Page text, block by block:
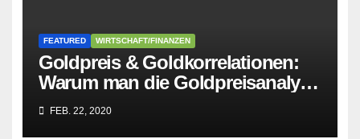
FEATURED WIRTSCHAFT/FINANZEN
Goldpreis & Goldkorrelationen:
Warum man die Goldpreisanalyse
besser Profis überlässt!
FEB. 22, 2020